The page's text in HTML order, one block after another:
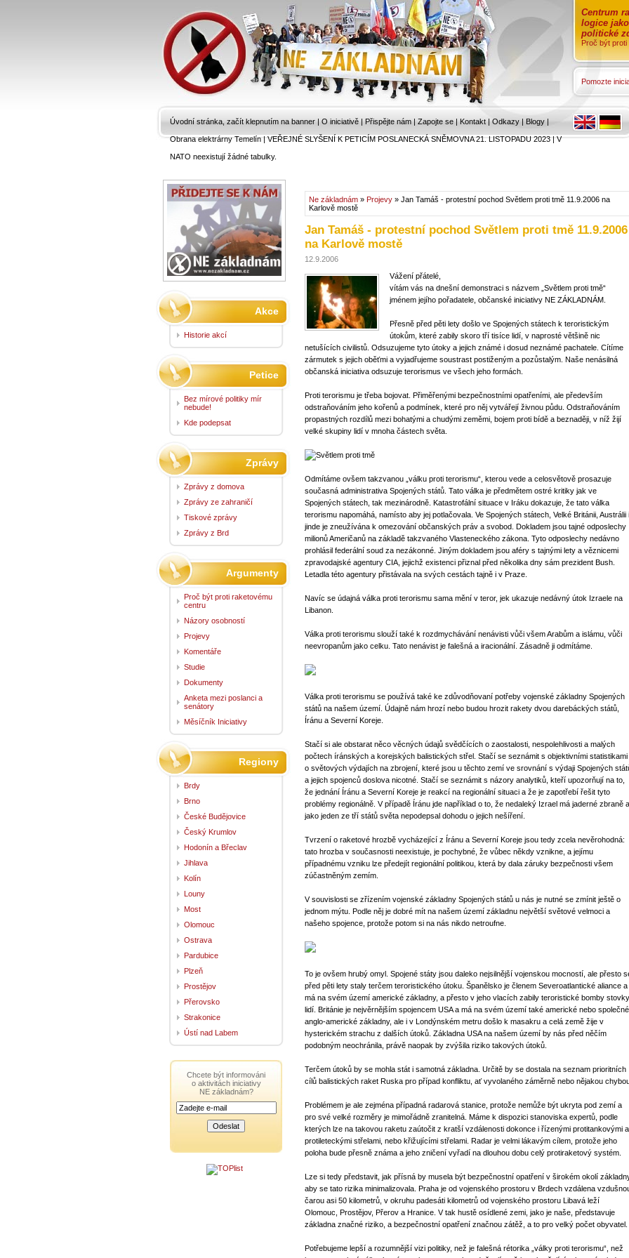
Centrum
logice
politické
Proč být
Pomozte
Úvodní stránka, začít klepnutím na banner | O iniciativě | Přispějte nám | Zapojte se | Kontakt | Odkazy | Blogy |
Obrana elektrárny Temelín|VEŘEJNÉ SLYŠENÍ K PETICÍM POSLANECKÁ SNĚMOVNA 21. LISTOPADU 2023|V
NATO neexistují žádné tabulky.
Ne základnám » Projevy » Jan Tamáš - protestní pochod Světlem proti tmě 11.9.2006 na
Karlově mostě
Jan Tamáš - protestní pochod Světlem proti tmě 11.9.2006
na Karlově mostě
12.9.2006
Vážení přátelé,
vítám vás na dnešní demonstraci s názvem „Světlem proti tmě“
jménem jejího pořadatele, občanské iniciativy NE ZÁKLADNÁM.
Přesně před pěti lety došlo ve Spojených státech k teroristickým
útokům, které zabily skoro tří tisíce lidí, v naprosté většině nic
netušících civilistů. Odsuzujeme tyto útoky a jejich známé i dosud neznámé pachatele. Cítíme
zármutek s jejich oběťmi a vyjadřujeme soustrast postiženým a pozůstalým. Naše nenásilná
občanská iniciativa odsuzuje terorismus ve všech jeho formách.
Proti terorismu je třeba bojovat. Přiměřenými bezpečnostními opatřeními, ale především
odstraňováním jeho kořenů a podmínek, které pro něj vytvářejí živnou půdu. Odstraňováním
propastných rozdílů mezi bohatými a chudými zeměmi, bojem proti bídě a beznaději, v níž žijí
velké skupiny lidí v mnoha částech světa.
Odmítáme ovšem takzvanou „válku proti terorismu“, kterou vede a celosvětově prosazuje
současná administrativa Spojených států. Tato válka je předmětem ostré kritiky jak ve
Spojených státech, tak mezinárodně. Katastrofální situace v Iráku dokazuje, že tato válka
terorismu napomáhá, namísto aby jej potlačovala. Ve Spojených státech, Velké Británii, Austrálii i
jinde je zneužívána k omezování občanských práv a svobod. Dokladem jsou tajné odposlechy
milionů Američanů na základě takzvaného Vlasteneckého zákona. Tyto odposlechy nedávno
prohlásil federální soud za nezákonné. Jiným dokladem jsou aféry s tajnými lety a věznicemi
zpravodajské agentury CIA, jejichž existenci přiznal před několika dny sám prezident Bush.
Letadla této agentury přistávala na svých cestách tajně i v Praze.
Navíc se údajná válka proti terorismu sama mění v teror, jek ukazuje nedávný útok Izraele na
Libanon.
Válka proti terorismu slouží také k rozdmychávání nenávisti vůči všem Arabům a islámu, vůči
neevropanům jako celku. Tato nenávist je falešná a iracionální. Zásadně ji odmítáme.
Válka proti terorismu se používá také ke zdůvodňovaní potřeby vojenské základny Spojených
států na našem území. Údajně nám hrozí nebo budou hrozit rakety dvou darebáckých států,
Íránu a Severní Koreje.
Stačí si ale obstarat něco věcných údajů svědčících o zaostalosti, nespolehlivosti a malých
počtech íránských a korejských balistických střel. Stačí se seznámit s objektivními statistikami
o světových výdajích na zbrojení, které jsou u těchto zemí ve srovnání s výdaji Spojených
a jejich spojenců doslova nicotné. Stačí se seznámit s názory analytiků, kteří upozorňují na to,
že jednání Íránu a Severní Koreje je reakcí na regionální situaci a že je zapotřebí řešit tyto
problémy regionálně. V případě Íránu jde například o to, že nedaleký Izrael má jaderné zbraně a
jako jeden ze tří států světa nepodepsal dohodu o jejich nešíření.
Tvrzení o raketové hrozbě vycházející z Íránu a Severní Koreje jsou tedy zcela nevěrohodná:
tato hrozba v současnosti neexistuje, je pochybné, že vůbec někdy vznikne, a jejímu
případnému vzniku lze předejít regionální politikou, která by dala záruky bezpečnosti všem
zúčastněným zemím.
V souvislosti se zřízením vojenské základny Spojených států u nás je nutné se zmínit ještě o
jednom mýtu. Podle něj je dobré mít na našem území základnu největší světové velmoci a
našeho spojence, protože potom si na nás nikdo netroufne.
To je ovšem hrubý omyl. Spojené státy jsou daleko nejsilnější vojenskou mocností, ale přesto
před pěti lety staly terčem teroristického útoku. Španělsko je členem Severoatlantické aliance a
má na svém území americké základny, a přesto v jeho vlacích zabily teroristické bomby stovky
lidí. Británie je nejvěrnějším spojencem USA a má na svém území také americké nebo společné
anglo-americké základny, ale i v Londýnském metru došlo k masakru a celá země žije v
hysterickém strachu z dalších útoků. Základna USA na našem území by nás před něčím
podobným neochránila, právě naopak by zvýšila riziko takových útoků.
Terčem útoků by se mohla stát i samotná základna. Určitě by se dostala na seznam prioritních
cílů balistických raket Ruska pro případ konfliktu, ať vyvolaného záměrně nebo nějakou
Problémem je ale zejména případná radarová stanice, protože nemůže být ukryta pod zemí a
pro své velké rozměry je mimořádně zranitelná. Máme k dispozici stanoviska expertů, podle
kterých lze na takovou raketu zaútočit z kratší vzdálenosti dokonce i řízenými protitankovými a
protileteckými střelami, nebo křižujícími střelami. Radar je velmi lákavým cílem, protože jeho
poloha bude přesně známa a jeho zničení vyřadí na dlouhou dobu celý protiraketový systém.
Lze si tedy představit, jak přísná by musela být bezpečnostní opatření v širokém okolí
aby se tato rizika minimalizovala. Praha je od vojenského prostoru v Brdech vzdálena
čarou asi 50 kilometrů, v okruhu padesáti kilometrů od vojenského prostoru Libavá leží
Olomouc, Prostějov, Přerov a Hranice. V tak hustě osídlené zemi, jako je naše, představuje
základna značné riziko, a bezpečnostní opatření značnou zátěž, a to pro velký počet obyvatel.
Potřebujeme lepší a rozumnější vizi politiky, než je falešná rétorika „války proti terorismu“, než
Akce
Historie akcí
Petice
Bez mírové politiky mír
nebude!
Kde podepsat
Zprávy
Zprávy z domova
Zprávy ze zahraničí
Tiskové zprávy
Zprávy z Brd
Argumenty
Proč být proti raketovému
centru
Názory osobností
Projevy
Komentáře
Studie
Dokumenty
Anketa mezi poslanci a
senátory
Měsíčník Iniciativy
Regiony
Brdy
Brno
České Budějovice
Český Krumlov
Hodonín a Břeclav
Jihlava
Kolín
Louny
Most
Olomouc
Ostrava
Pardubice
Plzeň
Prostějov
Přerovsko
Strakonice
Ústí nad Labem
Chcete být informováni
o aktivitách iniciativy
NE základnám?